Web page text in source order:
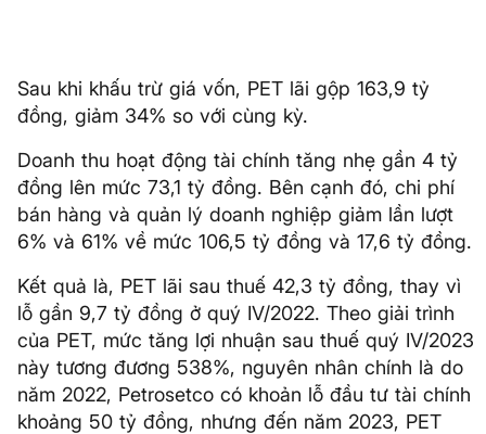
Sau khi khấu trừ giá vốn, PET lãi gộp 163,9 tỷ
đồng, giảm 34% so với cùng kỳ.
Doanh thu hoạt động tài chính tăng nhẹ gần 4 tỷ
đồng lên mức 73,1 tỷ đồng. Bên cạnh đó, chi phí
bán hàng và quản lý doanh nghiệp giảm lần lượt
6% và 61% về mức 106,5 tỷ đồng và 17,6 tỷ đồng.
Kết quả là, PET lãi sau thuế 42,3 tỷ đồng, thay vì
lỗ gần 9,7 tỷ đồng ở quý IV/2022. Theo giải trình
của PET, mức tăng lợi nhuận sau thuế quý IV/2023
này tương đương 538%, nguyên nhân chính là do
năm 2022, Petrosetco có khoản lỗ đầu tư tài chính
khoảng 50 tỷ đồng, nhưng đến năm 2023, PET